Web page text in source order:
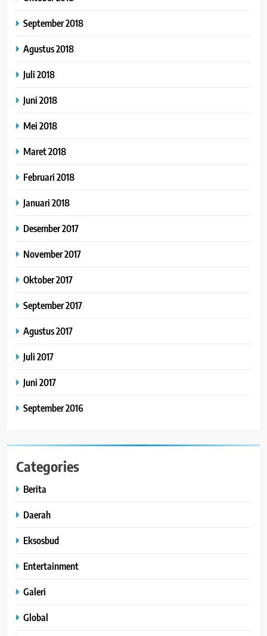
September 2018
Agustus 2018
Juli 2018
Juni 2018
Mei 2018
Maret 2018
Februari 2018
Januari 2018
Desember 2017
November 2017
Oktober 2017
September 2017
Agustus 2017
Juli 2017
Juni 2017
September 2016
Categories
Berita
Daerah
Eksosbud
Entertainment
Galeri
Global